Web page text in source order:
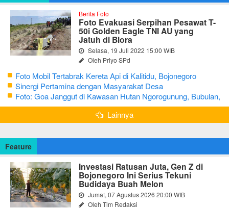
Berita Foto
Foto Evakuasi Serpihan Pesawat T-
50i Golden Eagle TNI AU yang
Jatuh di Blora
Selasa, 19 Juli 2022 15:00 WIB
Oleh Priyo SPd
Foto Mobil Tertabrak Kereta Api di Kalitidu, Bojonegoro
Sinergi Pertamina dengan Masyarakat Desa
Foto: Goa Janggut di Kawasan Hutan Ngorogunung, Bubulan,
Bojonegoro
Lainnya
Feature
Investasi Ratusan Juta, Gen Z di
Bojonegoro Ini Serius Tekuni
Budidaya Buah Melon
Jumat, 07 Agustus 2026 20:00 WIB
Oleh Tim Redaksi